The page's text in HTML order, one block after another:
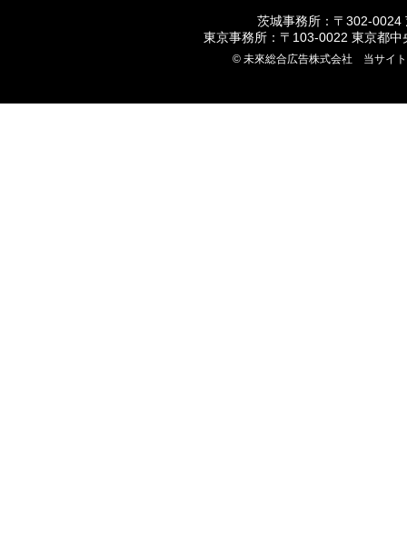
茨城事務所：〒302-0024
東京事務所：〒103-0022 東京都
© 未來総合広告株式会社 当サイ